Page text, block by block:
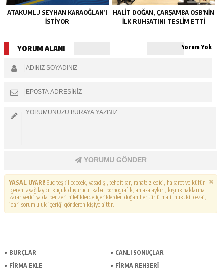
ATAKUMLU SEYHAN KARAOĞLAN’I
İSTIYOR
HALIT DOĞAN, ÇARŞAMBA OSB’NIN
İLK RUHSATINI TESLIM ETTI
YORUM ALANI Yorum Yok
YORUMU GÖNDER
YASAL UYARI!Suç teşkil edecek, yasadışı, tehditkar, rahatsız edici, hakaret ve küfür
içeren, aşağılayıcı, küçük düşürücü, kaba, pornografik, ahlaka aykırı, kişilik haklarına
zarar verici ya da benzeri niteliklerde içeriklerden doğan her türlü mali, hukuki, cezai,
idari sorumluluk içeriği gönderen kişiye aittir.
BURÇLAR
CANLI SONUÇLAR
FİRMA EKLE
FİRMA REHBERİ